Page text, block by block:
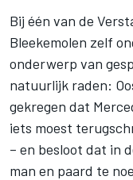
Bij één van de
Bleekemolen zelf
onderwerp van
natuurlijk raden:
gekregen dat
iets moest
– en besloot dat in
man en paard te